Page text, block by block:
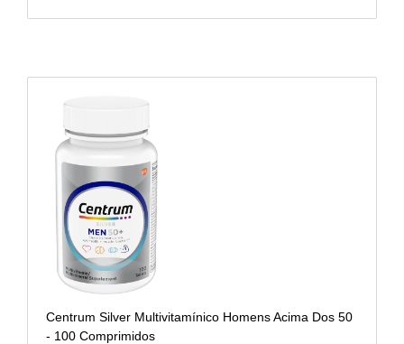
Centrum Silver Multivitamínico Homens Acima Dos 50
- 100 Comprimidos